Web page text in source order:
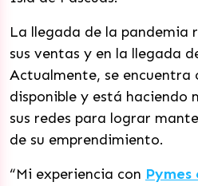
La llegada de la pandemia
sus ventas y en la llegada
Actualmente, se encuentra
disponible y está haciendo
sus redes para lograr
de su emprendimiento.
“Mi experiencia con Pymes